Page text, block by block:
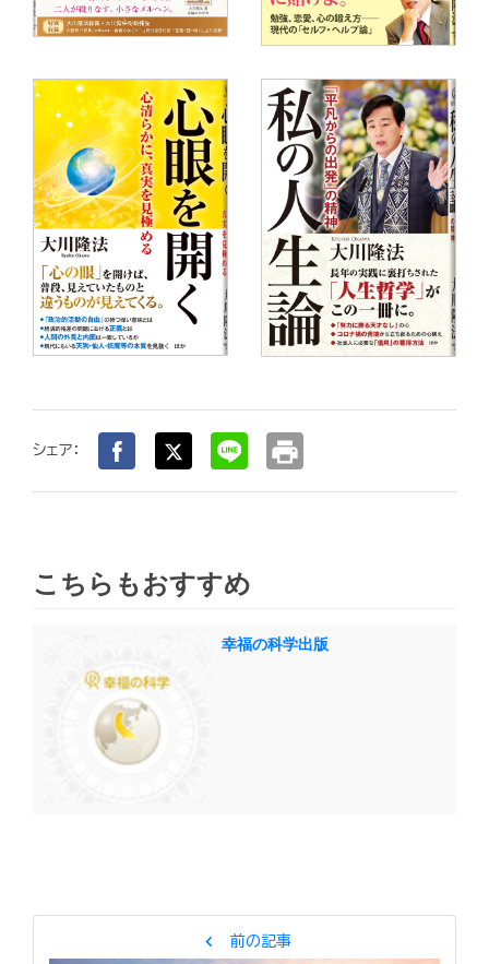
シェア： print
こちらもおすすめ
幸福の科学出版
chevron_left 前の記事